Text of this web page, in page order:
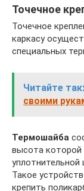
Точечное
Точечное
каркасу
специальных
Читайте
своими
Термошайба
высота которой
Такое
крепить